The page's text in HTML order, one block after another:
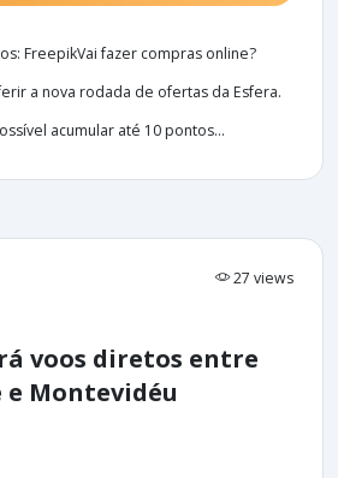
FreepikVai fazer compras online?
a nova rodada de ofertas da Esfera.
acumular até 10 pontos...
27 views
voos diretos entre
Montevidéu